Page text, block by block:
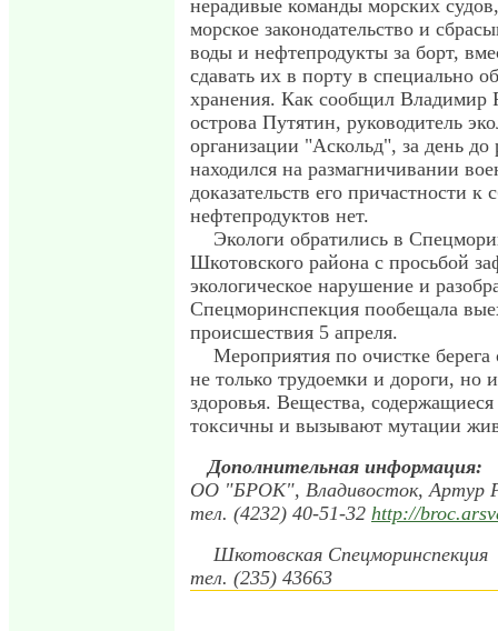
нерадивые команды морских
морское законодательство и
воды и нефтепродукты за борт,
сдавать их в порту в специально
хранения. Как сообщил Владимир
острова Путятин, руководитель
организации "Аскольд", за день до
находился на размагничивании
доказательств его причастности к
нефтепродуктов нет.
Экологи обратились в
Шкотовского района с просьбой
экологическое нарушение и
Спецморинспекция пообещала
происшествия 5 апреля.
Мероприятия по очистке берега
не только трудоемки и дороги, но
здоровья. Вещества,
токсичны и вызывают мутации
Дополнительная информация:
ОО "БРОК", Владивосток, Артур
тел. (4232) 40-51-32 http://
Шкотовская Спецморинспекция
тел. (235) 43663